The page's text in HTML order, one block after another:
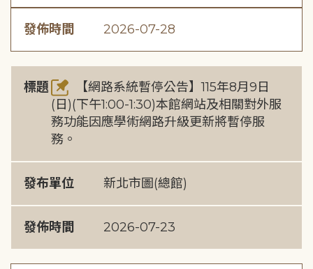
發佈時間 2026-07-28
標題
【網路系統暫停公告】115年8月9日
(日)(下午1:00-1:30)本館網站及相關對外服
務功能因應學術網路升級更新將暫停服
務。
發布單位 新北市圖(總館)
發佈時間 2026-07-23